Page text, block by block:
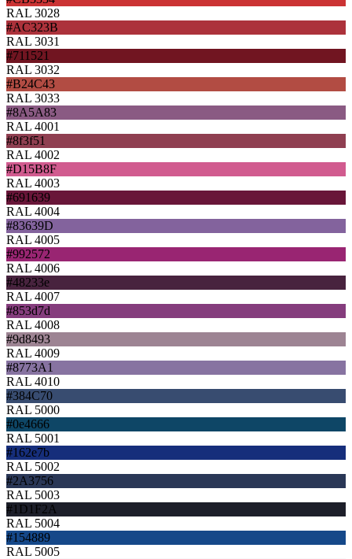
RAL 3028
#AC323B
RAL 3031
#711521
RAL 3032
#B24C43
RAL 3033
#8A5A83
RAL 4001
#8f3f51
RAL 4002
#D15B8F
RAL 4003
#691639
RAL 4004
#83639D
RAL 4005
#992572
RAL 4006
#48233e
RAL 4007
#853d7d
RAL 4008
#9d8493
RAL 4009
#8773A1
RAL 4010
#384C70
RAL 5000
#0e4666
RAL 5001
#162e7b
RAL 5002
#2A3756
RAL 5003
#1D1F2A
RAL 5004
#154889
RAL 5005